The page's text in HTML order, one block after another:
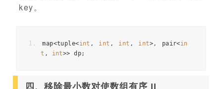
key。
map<tuple<int , int , int , int>, pair<in
t , int>> dp;
四、移除最小数对使数组有序 II